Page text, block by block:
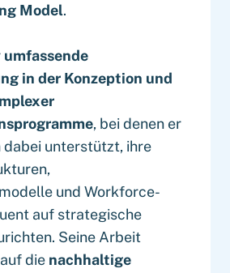
Model.
umfassende
in der Konzeption und
, bei denen er
dabei unterstützt, ihre
und Workforce-
auf strategische
Seine Arbeit
die nachhaltige